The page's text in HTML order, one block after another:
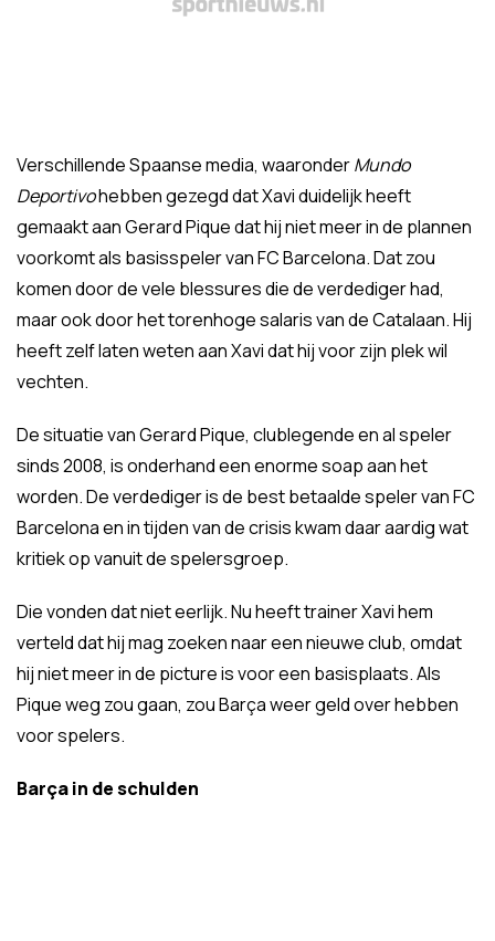
Verschillende Spaanse media, waaronderMundo
Deportivohebben gezegd dat Xavi duidelijk heeft
gemaakt aan Gerard Pique dat hij niet meer in de plannen
voorkomt als basisspeler van FC Barcelona. Dat zou
komen door de vele blessures die de verdediger had,
maar ook door het torenhoge salaris van de Catalaan. Hij
heeft zelf laten weten aan Xavi dat hij voor zijn plek wil
vechten.
De situatie van Gerard Pique, clublegende en al speler
sinds 2008, is onderhand een enorme soap aan het
worden. De verdediger is de best betaalde speler van FC
Barcelona en in tijden van de crisis kwam daar aardig wat
kritiek op vanuit de spelersgroep.
Die vonden dat niet eerlijk. Nu heeft trainer Xavi hem
verteld dat hij mag zoeken naar een nieuwe club, omdat
hij niet meer in de picture is voor een basisplaats. Als
Pique weg zou gaan, zou Barça weer geld over hebben
voor spelers.
Barça in de schulden